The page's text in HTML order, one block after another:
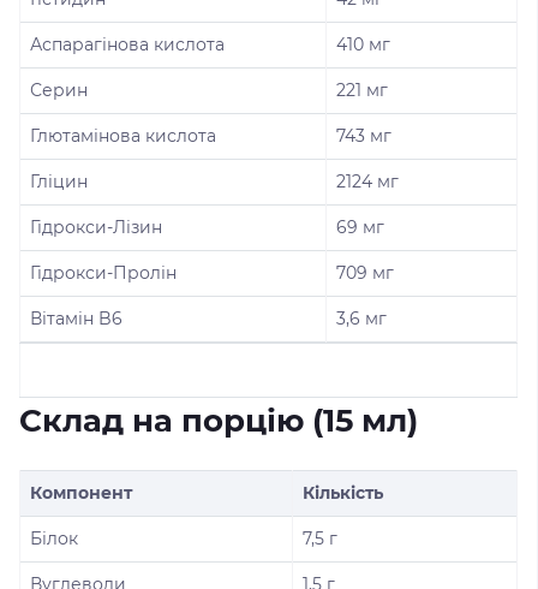
Аспарагінова кислота 410 мг
Серин 221 мг
Глютамінова кислота 743 мг
Гліцин 2124 мг
Гідрокси-Лізин 69 мг
Гідрокси-Пролін 709 мг
Вітамін B6 3,6 мг
Склад на порцію (15 мл)
Компонент Кількість
Білок 7,5 г
Вуглеводи 1,5 г